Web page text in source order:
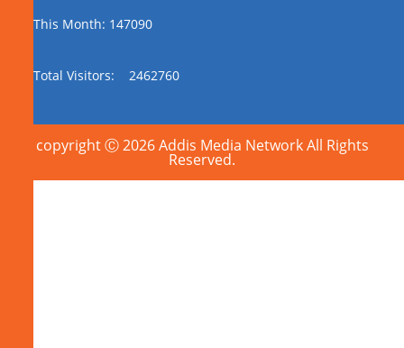
This Month: 147090
Total Visitors: 2462760
copyright Ⓒ 2026 Addis Media Network All Rights
Reserved.